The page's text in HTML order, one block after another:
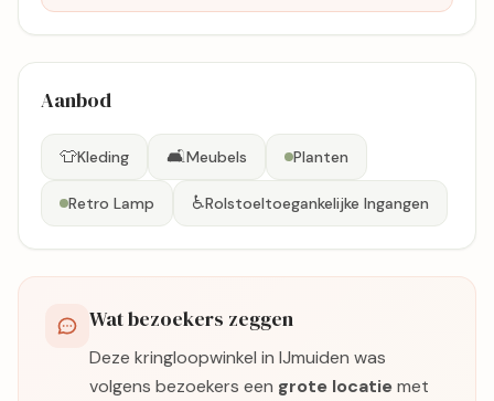
Aanbod
👕Kleding 🛋️Meubels Planten
Retro Lamp ♿Rolstoeltoegankelijke Ingangen
Wat bezoekers zeggen
Deze kringloopwinkel in IJmuiden was
volgens bezoekers een grote locatiemet